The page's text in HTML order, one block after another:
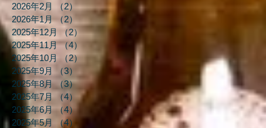
2026年2月
（2）2件の記事
2026年1月 （2）2件の記事
2025年12月
（2）2件の記事
2025年11月 （4）
4件の記事
2025年10月
（2）
2件の記事
2025年9月
（3）
3件の記事
2025年8月 （3）3件の記事
2025年7月
（4）
4件の記事
2025年6月 （4）
2025年5月
（4）